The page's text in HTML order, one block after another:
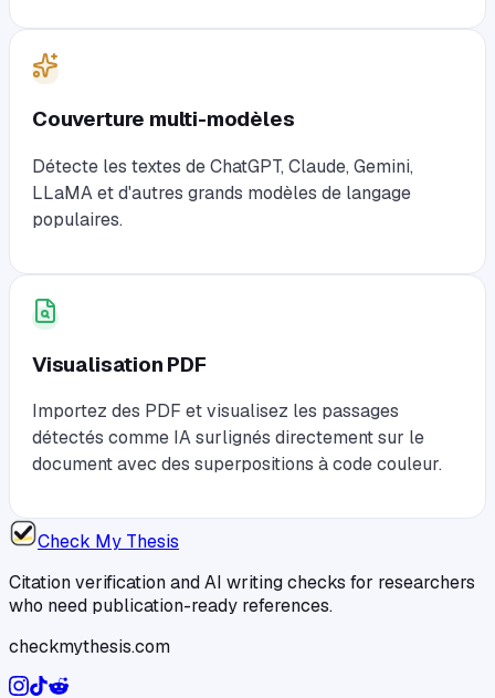
Couverture multi-modèles
Détecte les textes de ChatGPT, Claude, Gemini,
LLaMA et d'autres grands modèles de langage
populaires.
Visualisation PDF
Importez des PDF et visualisez les passages
détectés comme IA surlignés directement sur le
document avec des superpositions à code couleur.
Check My Thesis
Citation verification and AI writing checks for researchers
who need publication-ready references.
checkmythesis.com